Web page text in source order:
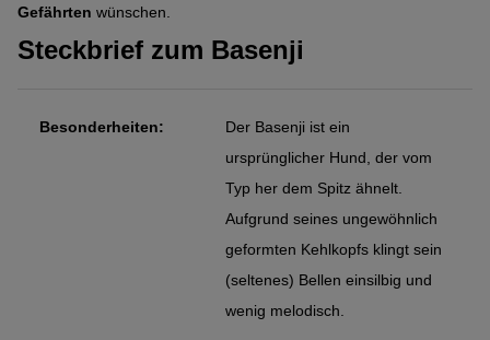
Gefährten wünschen.
Steckbrief zum Basenji
Besonderheiten:
Der Basenji ist ein
ursprünglicher Hund, der vom
Typ her dem Spitz ähnelt.
Aufgrund seines ungewöhnlich
geformten Kehlkopfs klingt sein
(seltenes) Bellen einsilbig und
wenig melodisch.